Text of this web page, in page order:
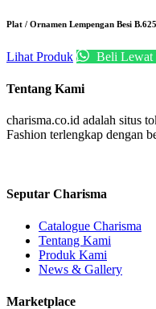
Plat / Ornamen Lempengan Besi
Lihat Produk Beli Lewat
Tentang Kami
charisma.co.id adalah situs
Fashion terlengkap dengan
Seputar Charisma
Catalogue Charisma
Tentang Kami
Produk Kami
News & Gallery
Marketplace